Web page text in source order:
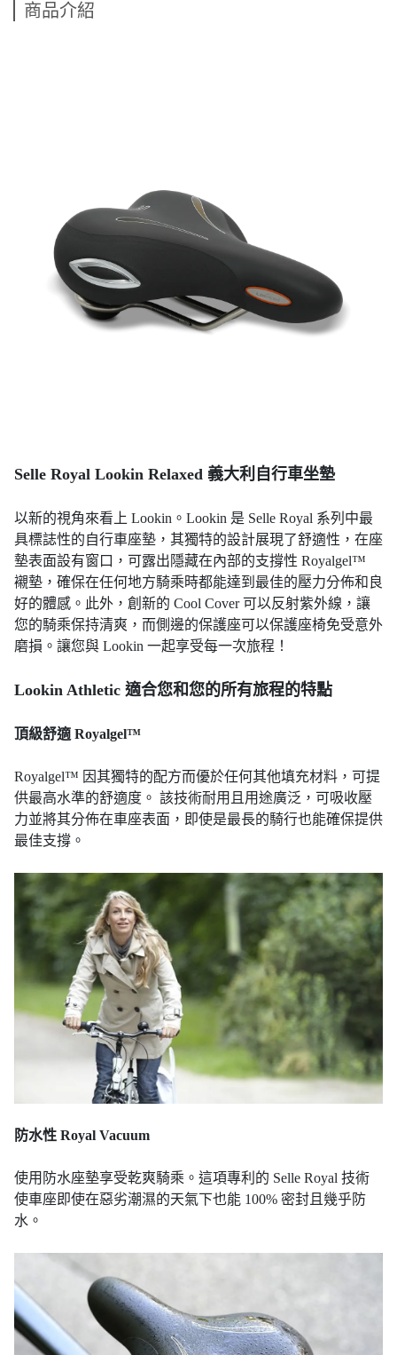
商品介紹
Selle Royal Lookin Relaxed 義大利自行車坐墊
以新的視角來看上 Lookin。Lookin 是 Selle Royal 系列中最
具標誌性的自行車座墊，其獨特的設計展現了舒適性，在座
墊表面設有窗口，可露出隱藏在內部的支撐性 Royalgel™
襯墊，確保在任何地方騎乘時都能達到最佳的壓力分佈和良
好的體感。此外，創新的 Cool Cover 可以反射紫外線，讓
您的騎乘保持清爽，而側邊的保護座可以保護座椅免受意外
磨損。讓您與 Lookin 一起享受每一次旅程！
Lookin Athletic 適合您和您的所有旅程的特點
頂級舒適 Royalgel™
Royalgel™ 因其獨特的配方而優於任何其他填充材料，可提
供最高水準的舒適度。 該技術耐用且用途廣泛，可吸收壓
力並將其分佈在車座表面，即使是最長的騎行也能確保提供
最佳支撐。
防水性 Royal Vacuum
使用防水座墊享受乾爽騎乘。這項專利的 Selle Royal 技術
使車座即使在惡劣潮濕的天氣下也能 100% 密封且幾乎防
水。